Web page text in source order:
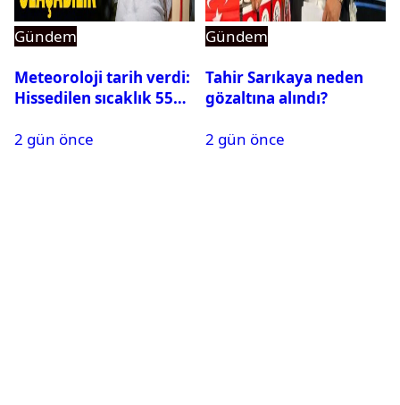
Gündem
Meteoroloji tarih verdi:
Hissedilen sıcaklık 55
2 gün önce
Gündem
Tahir Sarıkaya neden
gözaltına alındı?
2 gün önce